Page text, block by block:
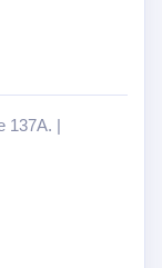
137А. |